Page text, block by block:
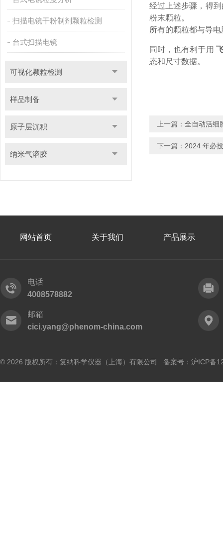
扫描电镜干粉制剂颗粒检测
台式扫描电镜
可视化颗粒检测
样品制备
原子层沉积
纳米气溶胶
经过上述步骤，得
粉末颗粒。
所有的颗粒都与导
同时，也有利于用
态和尺寸数据。
上一篇： 全自动活细
下一篇： 2024 年必
网站首页 关于我们 产品展示
电话
4008578882
邮箱
cici.yang@phenom-china.com
© 2026 版权所有：复纳科学仪器（上海）有限公司 备案号： 沪ICP备